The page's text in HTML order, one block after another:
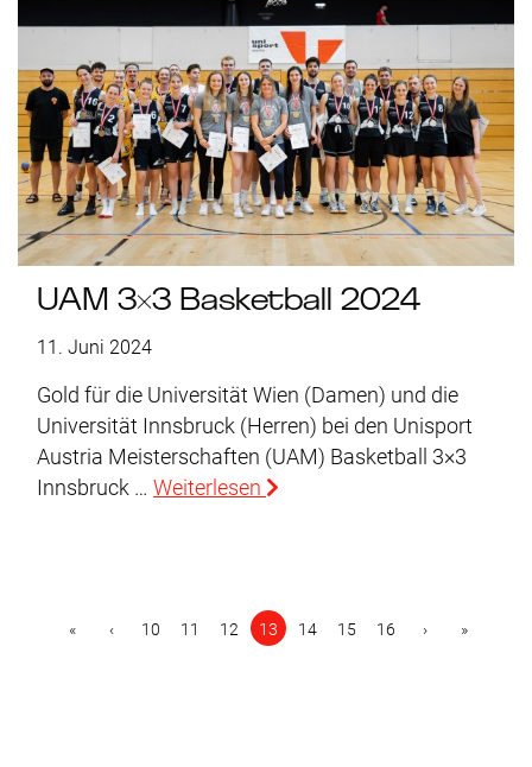
UAM 3×3 Basketball 2024
11. Juni 2024
Gold für die Universität Wien (Damen) und die
Universität Innsbruck (Herren) bei den Unisport
Austria Meisterschaften (UAM) Basketball 3×3
Innsbruck … Weiterlesen
«First ‹Previous
10 11 12 13 14 15 16 ›Next »Last